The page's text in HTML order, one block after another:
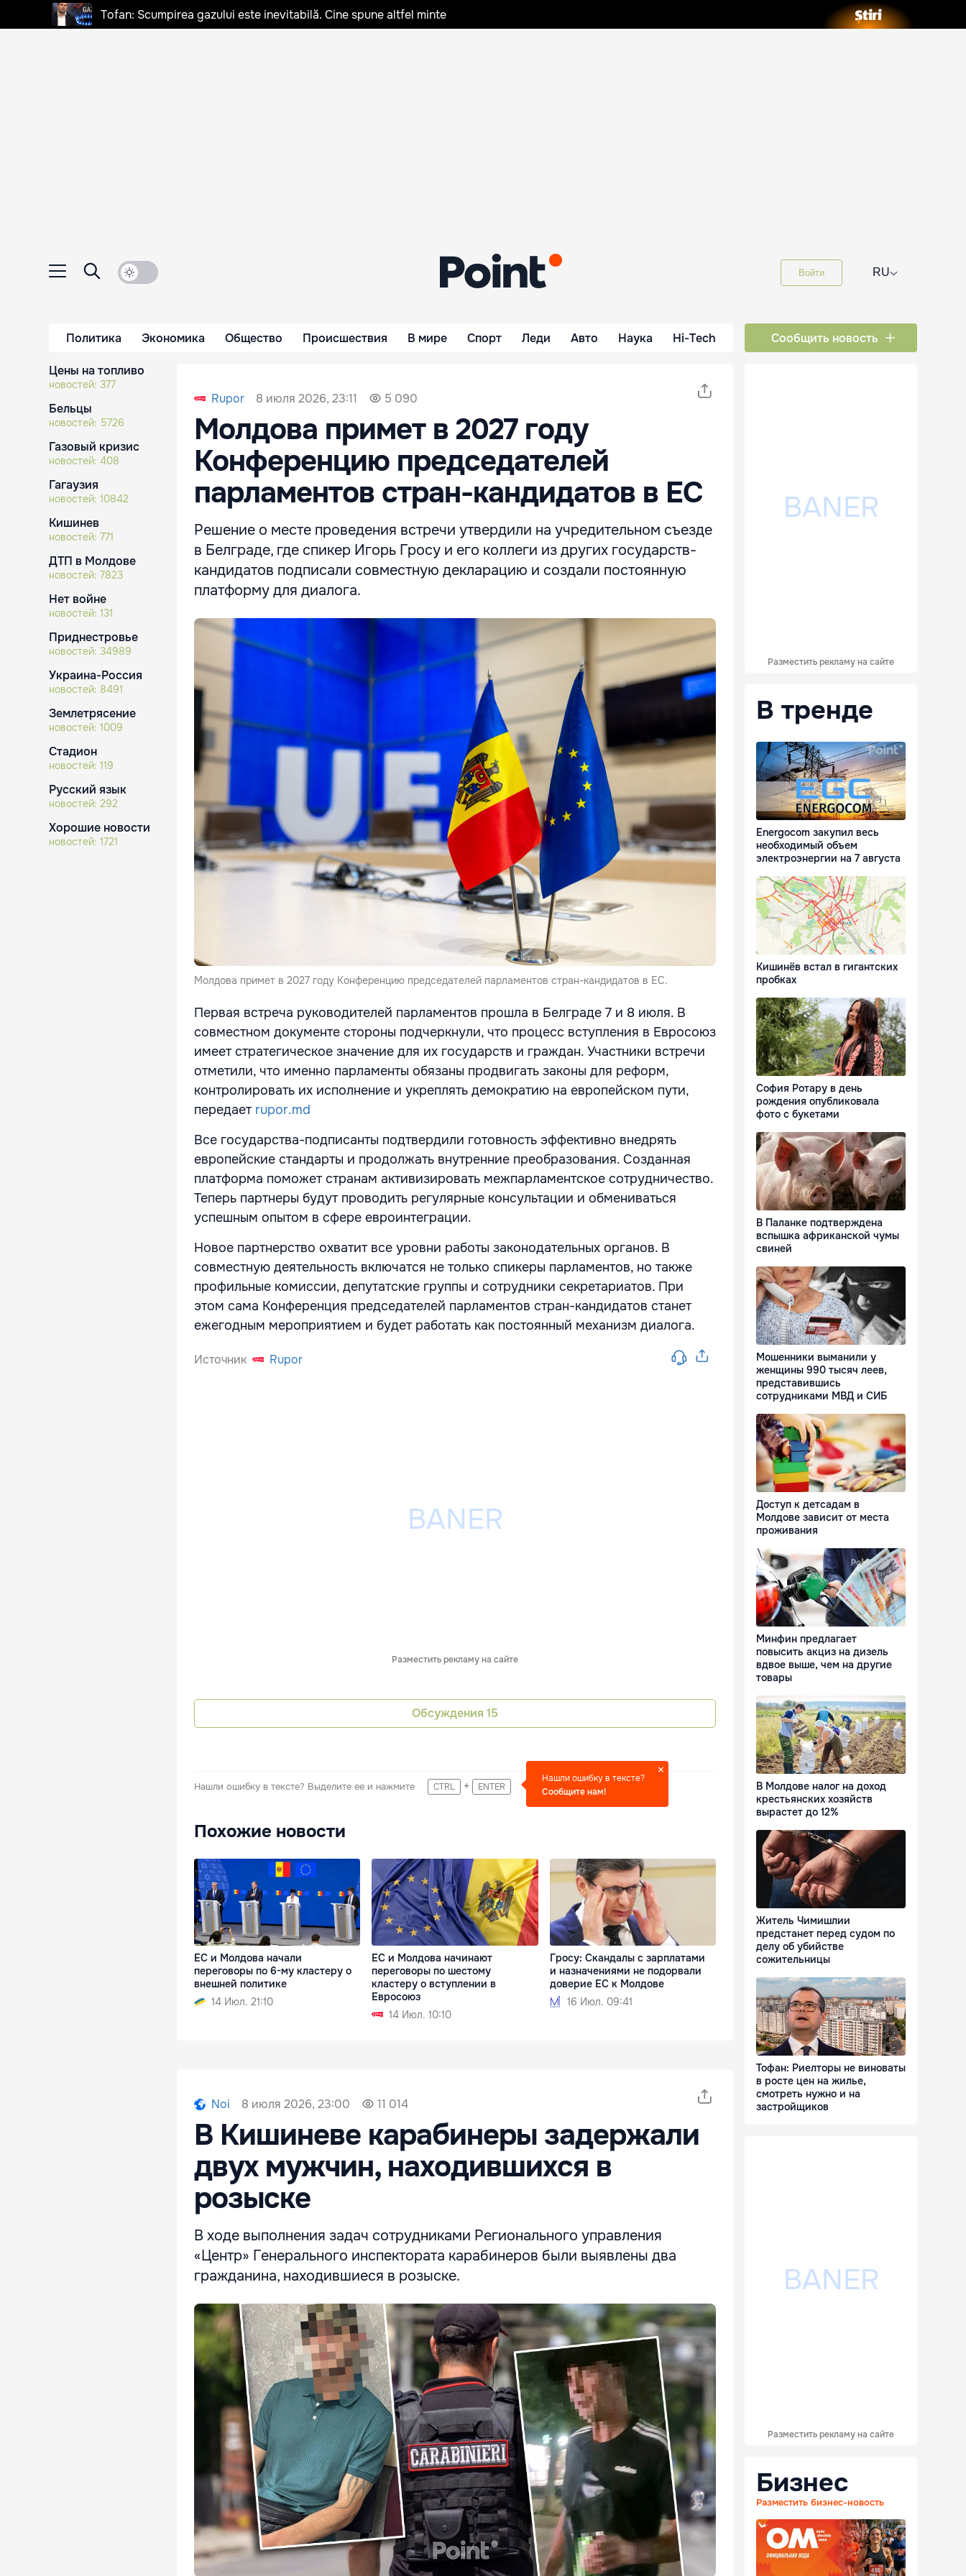
Tofan: Scumpirea gazului este inevitabilă. Cine spune altfel minte
Войти RU⌵
Политика Экономика Общество Происшествия В мире Спорт Леди Авто Наука Hi-Tech Сообщить новость
Цены на топливо
новостей: 377
Бельцы
новостей: 5726
Газовый кризис
новостей: 408
Гагаузия
новостей: 10842
Кишинев
новостей: 771
ДТП в Молдове
новостей: 7823
Нет войне
новостей: 131
Приднестровье
новостей: 34989
Украина-Россия
новостей: 8491
Землетрясение
новостей: 1009
Стадион
новостей: 119
Русский язык
новостей: 292
Хорошие новости
новостей: 1721
Rupor 8 июля 2026, 23:11 5 090
Молдова примет в 2027 году
Конференцию председателей
парламентов стран-кандидатов в ЕС
Решение о месте проведения встречи утвердили на учредительном съезде
в Белграде, где спикер Игорь Гросу и его коллеги из других государств-
кандидатов подписали совместную декларацию и создали постоянную
платформу для диалога.
Молдова примет в 2027 году Конференцию председателей парламентов стран-кандидатов в ЕС.
Первая встреча руководителей парламентов прошла в Белграде 7 и 8 июля. В
совместном документе стороны подчеркнули, что процесс вступления в Евросоюз
имеет стратегическое значение для их государств и граждан. Участники встречи
отметили, что именно парламенты обязаны продвигать законы для реформ,
контролировать их исполнение и укреплять демократию на европейском пути,
передает rupor.md
Все государства-подписанты подтвердили готовность эффективно внедрять
европейские стандарты и продолжать внутренние преобразования. Созданная
платформа поможет странам активизировать межпарламентское сотрудничество.
Теперь партнеры будут проводить регулярные консультации и обмениваться
успешным опытом в сфере евроинтеграции.
Новое партнерство охватит все уровни работы законодательных органов. В
совместную деятельность включатся не только спикеры парламентов, но также
профильные комиссии, депутатские группы и сотрудники секретариатов. При
этом сама Конференция председателей парламентов стран-кандидатов станет
ежегодным мероприятием и будет работать как постоянный механизм диалога.
Источник Rupor
Разместить рекламу на сайте
Обсуждения 15
Нашли ошибку в тексте? Выделите ее и нажмите CTRL + ENTER
Нашли ошибку в тексте?
Сообщите нам!
Похожие новости
ЕС и Молдова начали
переговоры по 6-му кластеру о
внешней политике
14 Июл. 21:10
ЕС и Молдова начинают
переговоры по шестому
кластеру о вступлении в
Евросоюз
14 Июл. 10:10
Гросу: Скандалы с зарплатами
и назначениями не подорвали
доверие ЕС к Молдове
16 Июл. 09:41
Noi 8 июля 2026, 23:00 11 014
В Кишиневе карабинеры задержали
двух мужчин, находившихся в
розыске
В ходе выполнения задач сотрудниками Регионального управления
«Центр» Генерального инспектората карабинеров были выявлены два
гражданина, находившиеся в розыске.
Разместить рекламу на сайте
В тренде
Energocom закупил весь
необходимый объем
электроэнергии на 7 августа
Кишинёв встал в гигантских
пробках
София Ротару в день
рождения опубликовала
фото с букетами
В Паланке подтверждена
вспышка африканской чумы
свиней
Мошенники выманили у
женщины 990 тысяч леев,
представившись
сотрудниками МВД и СИБ
Доступ к детсадам в
Молдове зависит от места
проживания
Минфин предлагает
повысить акциз на дизель
вдвое выше, чем на другие
товары
В Молдове налог на доход
крестьянских хозяйств
вырастет до 12%
Житель Чимишлии
предстанет перед судом по
делу об убийстве
сожительницы
Тофан: Риелторы не виноваты
в росте цен на жилье,
смотреть нужно и на
застройщиков
Разместить рекламу на сайте
Бизнес
Разместить бизнес-новость